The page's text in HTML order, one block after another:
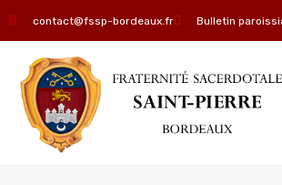
contact@fssp-bordeaux.fr Bulletin